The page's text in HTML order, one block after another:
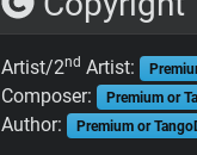
Artist/2nd Artist:
Composer: Premium or
Author: Premium or